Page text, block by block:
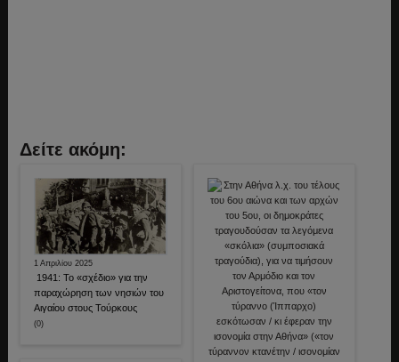
Δείτε ακόμη:
1 Απριλίου 2025
1941: Το «σχέδιο» για την
παραχώρηση των νησιών του
Αιγαίου στους Τούρκους
(0)